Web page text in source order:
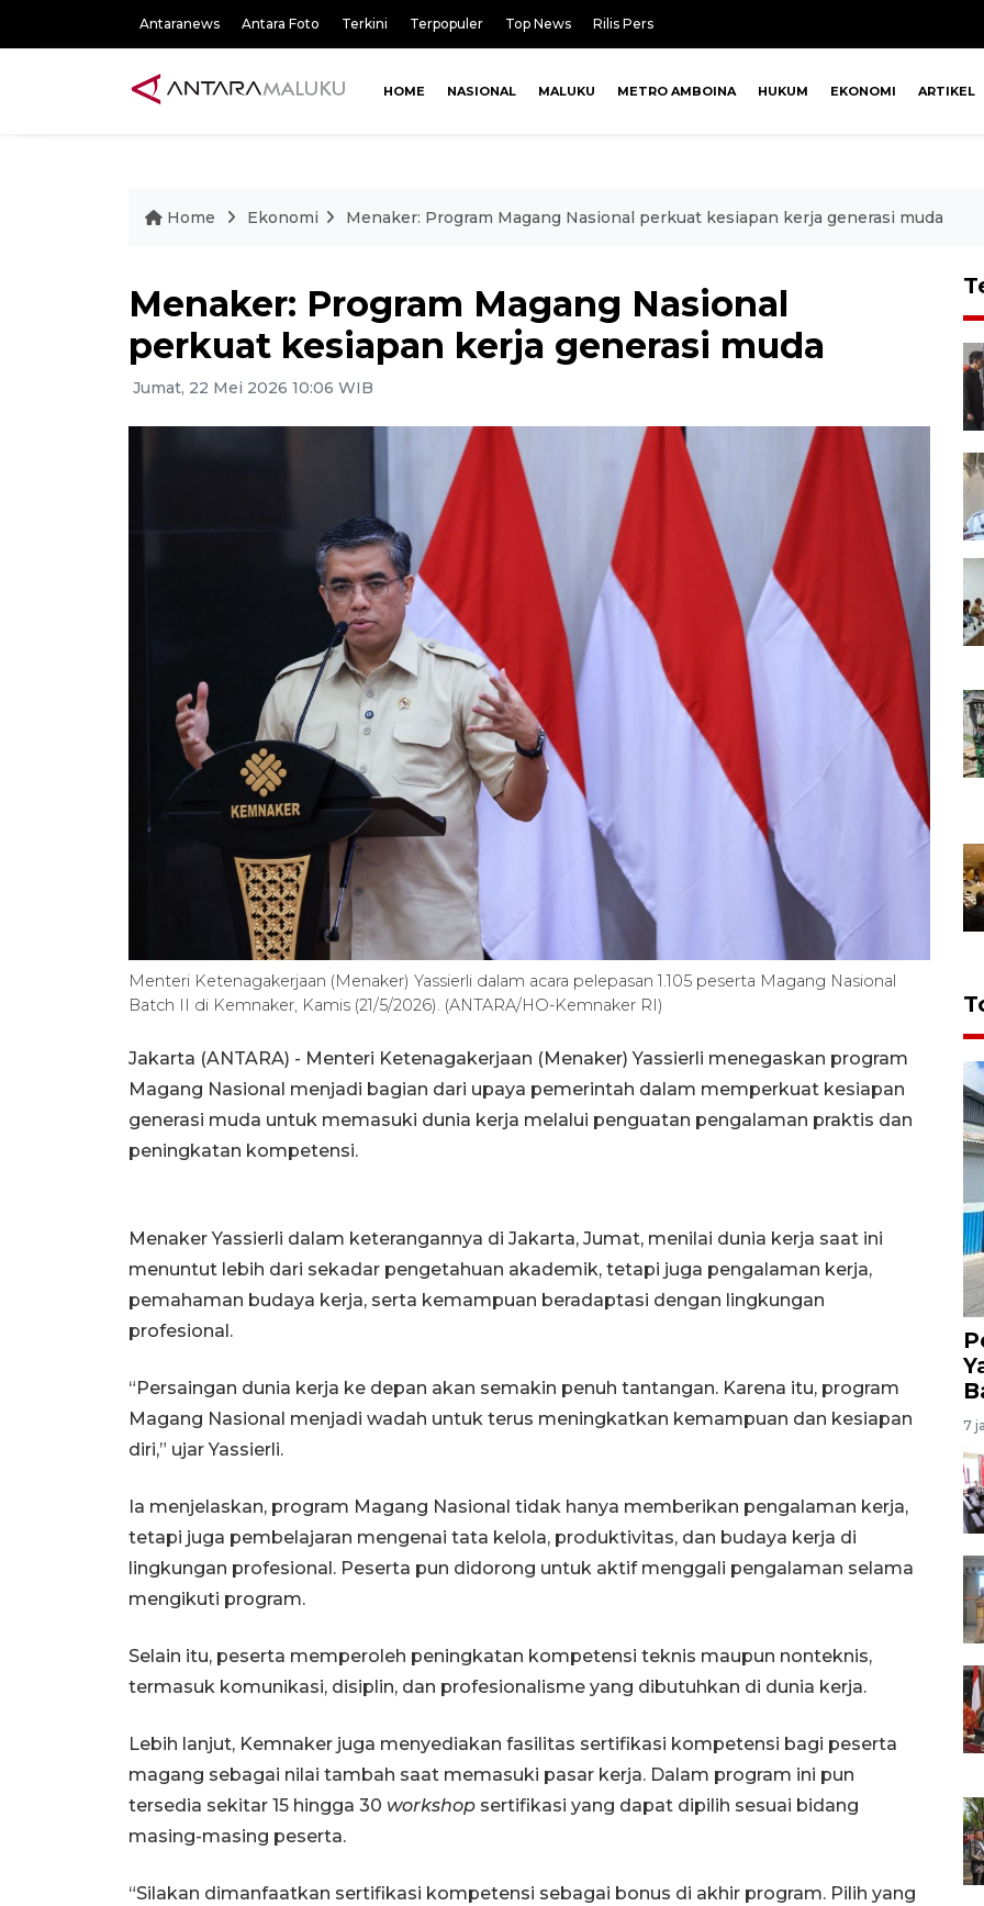
Antaranews Antara Foto Terkini Terpopuler Top News Rilis Pers
HOME NASIONAL MALUKU METRO AMBOINA HUKUM EKONOMI ARTIKEL
Home Ekonomi Menaker: Program Magang Nasional perkuat kesiapan kerja generasi muda
Menaker: Program Magang Nasional
perkuat kesiapan kerja generasi muda
Jumat, 22 Mei 2026 10:06 WIB
Menteri Ketenagakerjaan (Menaker) Yassierli dalam acara pelepasan 1.105 peserta Magang Nasional
Batch II di Kemnaker, Kamis (21/5/2026). (ANTARA/HO-Kemnaker RI)
Jakarta (ANTARA) - Menteri Ketenagakerjaan (Menaker) Yassierli menegaskan program
Magang Nasional menjadi bagian dari upaya pemerintah dalam memperkuat kesiapan
generasi muda untuk memasuki dunia kerja melalui penguatan pengalaman praktis dan
peningkatan kompetensi.
Menaker Yassierli dalam keterangannya di Jakarta, Jumat, menilai dunia kerja saat ini
menuntut lebih dari sekadar pengetahuan akademik, tetapi juga pengalaman kerja,
pemahaman budaya kerja, serta kemampuan beradaptasi dengan lingkungan
profesional.
“Persaingan dunia kerja ke depan akan semakin penuh tantangan. Karena itu, program
Magang Nasional menjadi wadah untuk terus meningkatkan kemampuan dan kesiapan
diri,” ujar Yassierli.
Ia menjelaskan, program Magang Nasional tidak hanya memberikan pengalaman kerja,
tetapi juga pembelajaran mengenai tata kelola, produktivitas, dan budaya kerja di
lingkungan profesional. Peserta pun didorong untuk aktif menggali pengalaman selama
mengikuti program.
Selain itu, peserta memperoleh peningkatan kompetensi teknis maupun nonteknis,
termasuk komunikasi, disiplin, dan profesionalisme yang dibutuhkan di dunia kerja.
Lebih lanjut, Kemnaker juga menyediakan fasilitas sertifikasi kompetensi bagi peserta
magang sebagai nilai tambah saat memasuki pasar kerja. Dalam program ini pun
tersedia sekitar 15 hingga 30 workshop sertifikasi yang dapat dipilih sesuai bidang
masing-masing peserta.
“Silakan dimanfaatkan sertifikasi kompetensi sebagai bonus di akhir program. Pilih yang
7